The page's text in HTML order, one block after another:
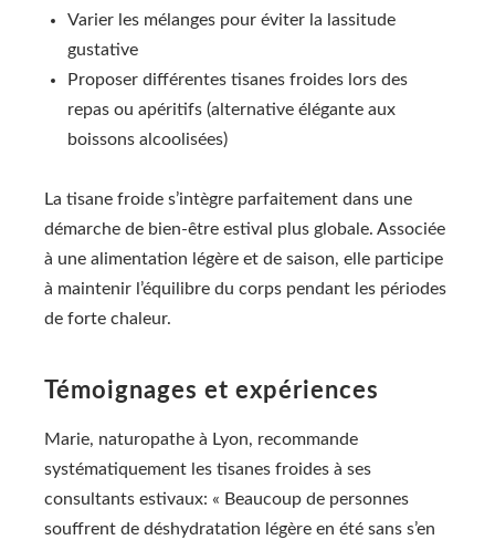
Varier les mélanges pour éviter la lassitude
gustative
Proposer différentes tisanes froides lors des
repas ou apéritifs (alternative élégante aux
boissons alcoolisées)
La tisane froide s’intègre parfaitement dans une
démarche de bien-être estival plus globale. Associée
à une alimentation légère et de saison, elle participe
à maintenir l’équilibre du corps pendant les périodes
de forte chaleur.
Témoignages et expériences
Marie, naturopathe à Lyon, recommande
systématiquement les tisanes froides à ses
consultants estivaux: « Beaucoup de personnes
souffrent de déshydratation légère en été sans s’en